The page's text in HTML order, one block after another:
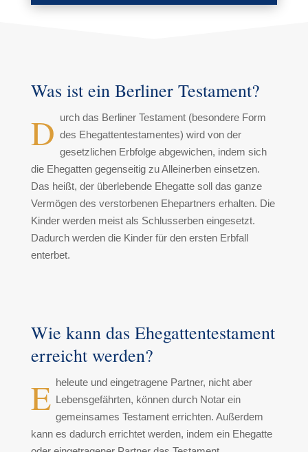
Was ist ein Berliner Testament?
D urch das Berliner Testament (besondere Form
des Ehegattentestamentes) wird von der
gesetzlichen Erbfolge abgewichen, indem sich
die Ehegatten gegenseitig zu Alleinerben einsetzen.
Das heißt, der überlebende Ehegatte soll das ganze
Vermögen des verstorbenen Ehepartners erhalten. Die
Kinder werden meist als Schlusserben eingesetzt.
Dadurch werden die Kinder für den ersten Erbfall
enterbet.
Wie kann das Ehegattentestament
erreicht werden?
E heleute und eingetragene Partner, nicht aber
Lebensgefährten, können durch Notar ein
gemeinsames Testament errichten. Außerdem
kann es dadurch errichtet werden, indem ein Ehegatte